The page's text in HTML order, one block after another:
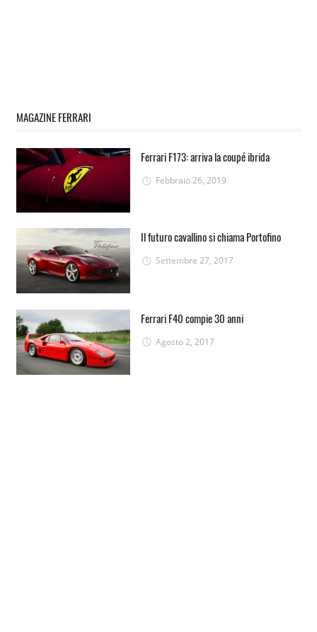
MAGAZINE FERRARI
Ferrari F173: arriva la coupé ibrida
Febbraio 26, 2019
Il futuro cavallino si chiama Portofino
Settembre 27, 2017
Ferrari F40 compie 30 anni
Agosto 2, 2017